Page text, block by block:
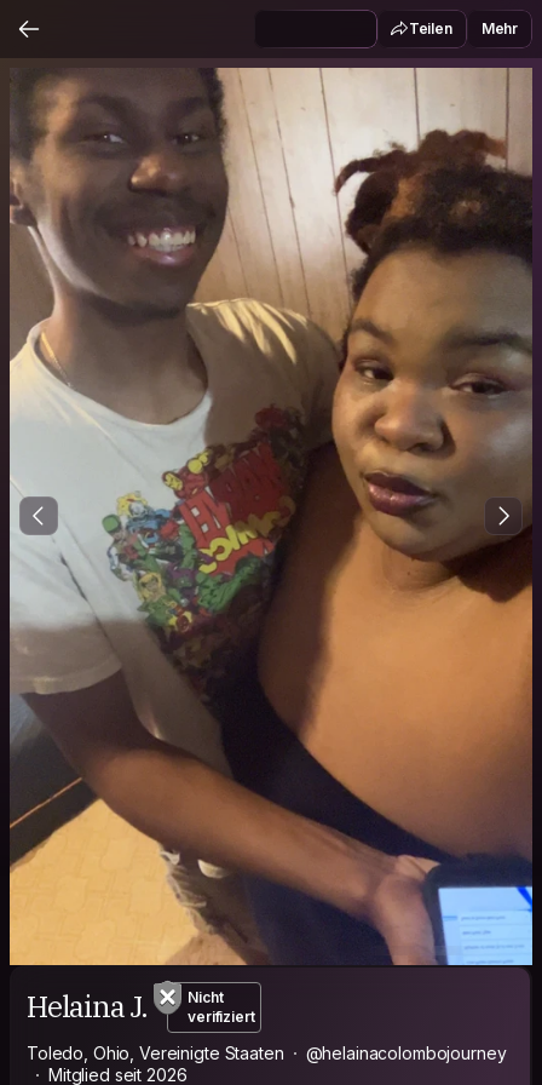
Teilen Mehr
Helaina J.
Nicht
verifiziert
Toledo, Ohio, Vereinigte Staaten
@helainacolombojourney
Mitglied seit 2026